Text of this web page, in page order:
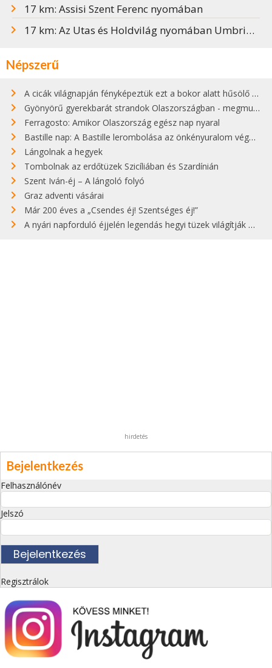
17 km: Assisi Szent Ferenc nyomában
17 km: Az Utas és Holdvilág nyomában Umbriában
Népszerű
A cicák világnapján fényképeztük ezt a bokor alatt hűsölő cicát Kisorosziban
Gyönyörű gyerekbarát strandok Olaszországban - megmutatjuk a 15 legjobbat
Ferragosto: Amikor Olaszország egész nap nyaral
Bastille nap: A Bastille lerombolása az önkényuralom végét jelentette
Lángolnak a hegyek
Tombolnak az erdőtüzek Szicíliában és Szardínián
Szent Iván-éj – A lángoló folyó
Graz adventi vásárai
Már 200 éves a „Csendes éj! Szentséges éj!”
A nyári napforduló éjjelén legendás hegyi tüzek világítják meg Zugspitzét
hirdetés
Bejelentkezés
Felhasználónév
Jelszó
Regisztrálok